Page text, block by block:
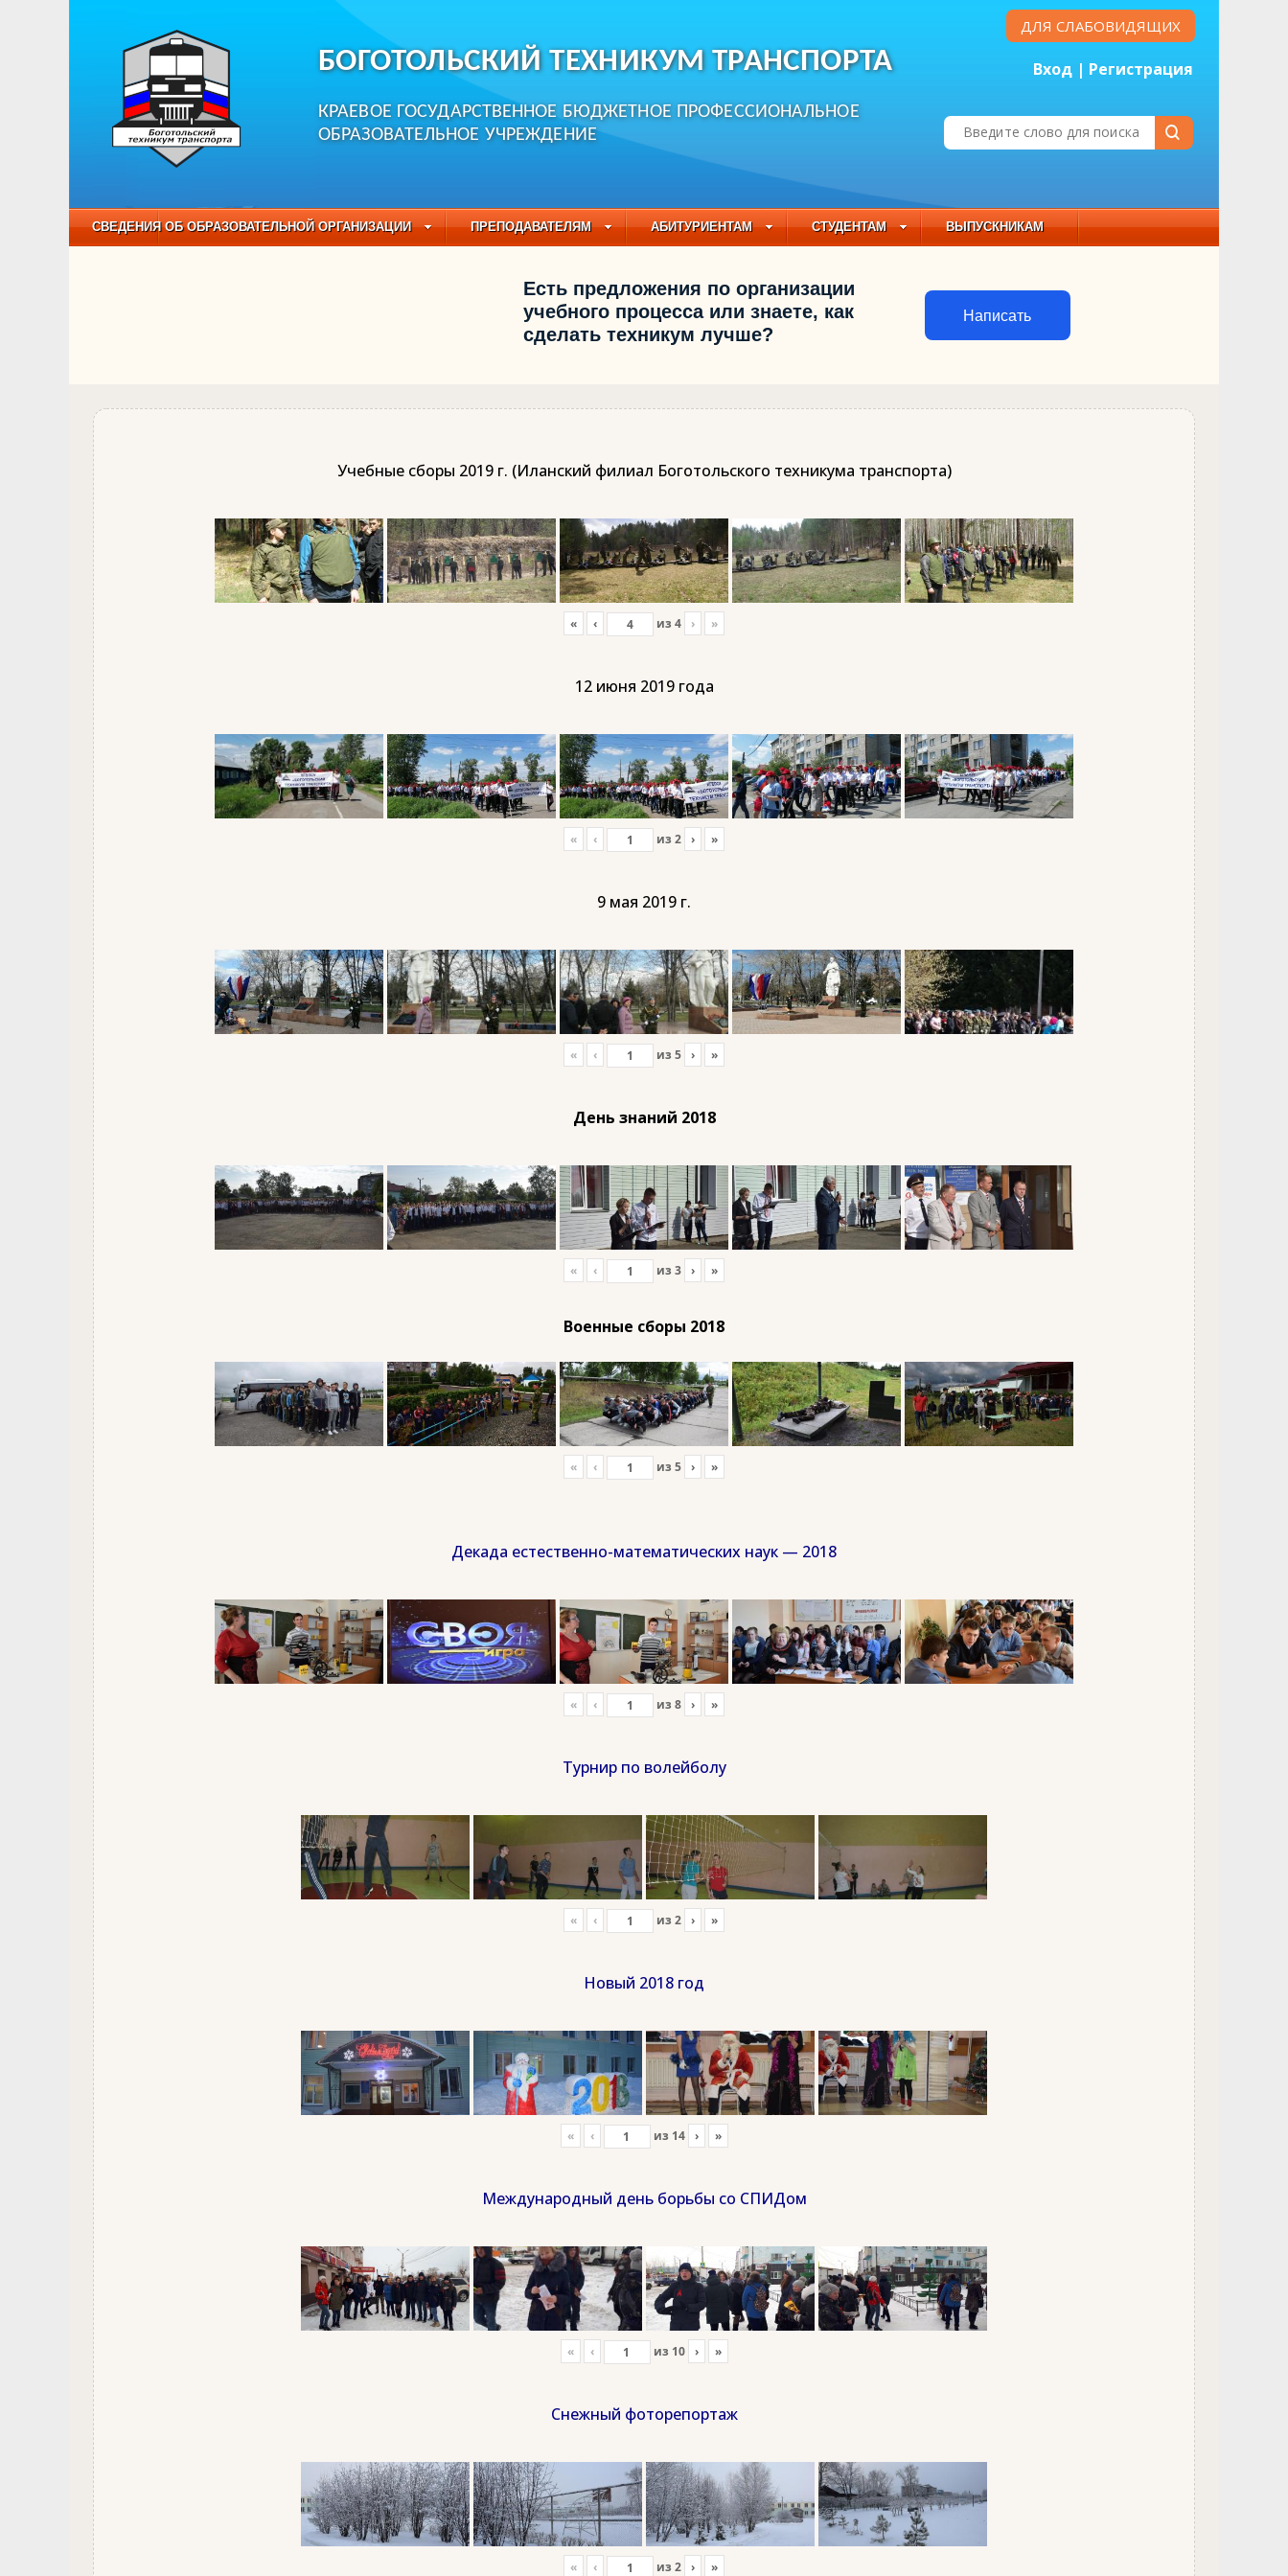
БОГОТОЛЬСКИЙ ТЕХНИКУМ ТРАНСПОРТА
КРАЕВОЕ ГОСУДАРСТВЕННОЕ БЮДЖЕТНОЕ ПРОФЕССИОНАЛЬНОЕ
ОБРАЗОВАТЕЛЬНОЕ УЧРЕЖДЕНИЕ
ДЛЯ СЛАБОВИДЯЩИХ
Вход | Регистрация
СВЕДЕНИЯ ОБ ОБРАЗОВАТЕЛЬНОЙ ОРГАНИЗАЦИИ ПРЕПОДАВАТЕЛЯМ АБИТУРИЕНТАМ СТУДЕНТАМ ВЫПУСКНИКАМ
НАБОР ОБУЧАЮЩИХСЯ НА 2021-2022 УЧЕБНЫЙ ГОД
Есть предложения по организации
учебного процесса или знаете, как
сделать техникум лучше?
Написать
Учебные сборы 2019 г. (Иланский филиал Боготольского техникума транспорта)
« ‹ из 4 › »
12 июня 2019 года
« ‹ из 2 › »
9 мая 2019 г.
« ‹ из 5 › »
День знаний 2018
« ‹ из 3 › »
Военные сборы 2018
« ‹ из 5 › »
Декада естественно-математических наук — 2018
« ‹ из 8 › »
Турнир по волейболу
« ‹ из 2 › »
Новый 2018 год
« ‹ из 14 › »
Международный день борьбы со СПИДом
« ‹ из 10 › »
Снежный фоторепортаж
« ‹ из 2 › »